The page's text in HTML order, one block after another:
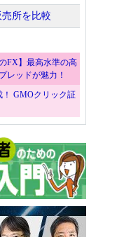
所を比較
FX】最高水準の高
レッドが魅力！
！ GMOクリック証